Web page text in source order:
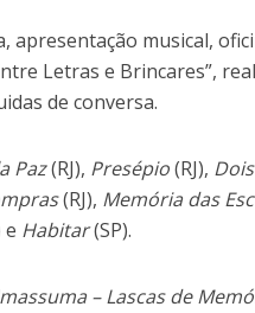
apresentação musical,
Letras e Brincares”,
de conversa.
Paz(RJ), Presépio(RJ), Dois
(RJ), Memória das
Habitar(SP).
– Lascas de